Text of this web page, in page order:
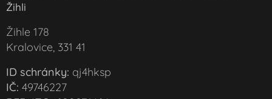
Žihli
Žihle 178
Kralovice, 331 41
ID schránky: qj4hksp
IČ: 49746227